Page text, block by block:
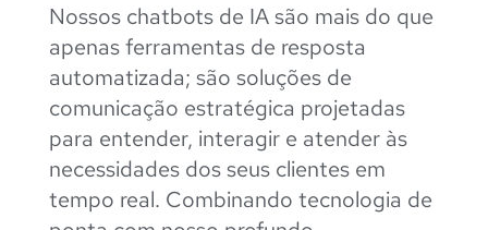
Nossos chatbots de IA são mais do que
apenas ferramentas de resposta
automatizada; são soluções de
comunicação estratégica projetadas
para entender, interagir e atender às
necessidades dos seus clientes em
tempo real. Combinando tecnologia de